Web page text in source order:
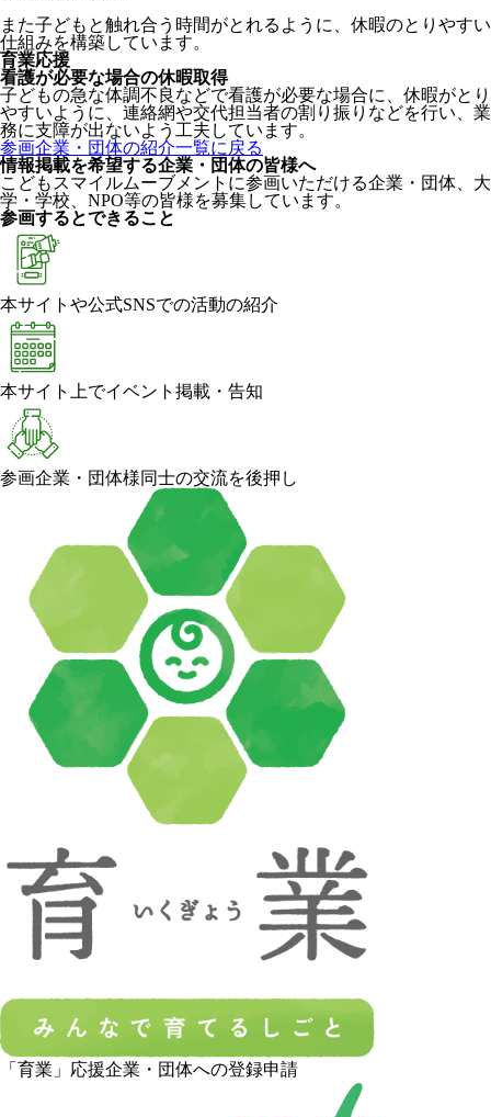
また子どもと触れ合う時間がとれるように、休暇のとりやすい
仕組みを構築しています。
育業応援
看護が必要な場合の休暇取得
子どもの急な体調不良などで看護が必要な場合に、休暇がとり
やすいように、連絡網や交代担当者の割り振りなどを行い、業
務に支障が出ないよう工夫しています。
参画企業・団体の紹介一覧に戻る
情報掲載を希望する企業・団体の皆様へ
こどもスマイルムーブメントに参画いただける企業・団体、大
学・学校、NPO等の皆様を募集しています。
参画するとできること
本サイトや公式SNSでの活動の紹介
本サイト上でイベント掲載・告知
参画企業・団体様同士の交流を後押し
「育業」応援企業・団体への登録申請